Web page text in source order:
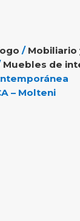
/ Mobiliario
Muebles de
– Molteni